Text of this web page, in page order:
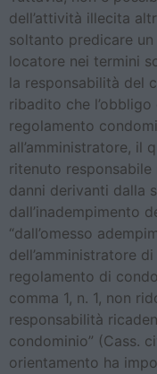
dell’attività illecita
soltanto predicare
locatore nei termini
la responsabilità del
ribadito che l’obbligo
regolamento
all’amministratore, il
ritenuto
danni derivanti dalla
dall’inadempimento
“dall’omesso
dell’amministratore
regolamento di
comma 1, n. 1, non
responsabilità
condominio” (Cass.
orientamento ha